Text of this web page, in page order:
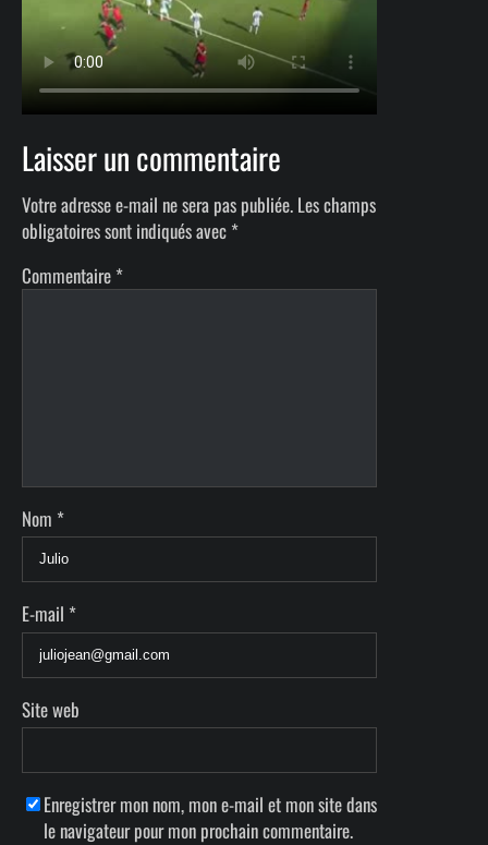
Laisser un commentaire
Votre adresse e-mail ne sera pas publiée. Les champs
obligatoires sont indiqués avec *
Commentaire *
Nom *
E-mail *
Site web
Enregistrer mon nom, mon e-mail et mon site dans
le navigateur pour mon prochain commentaire.